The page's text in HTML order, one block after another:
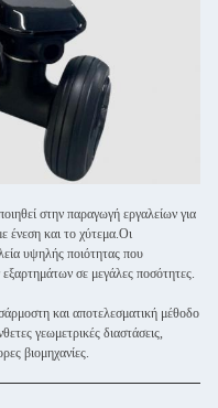
στην παραγωγή εργαλείων για
ένεση και το χύτεμα.Οι
υψηλής ποιότητας που
σε μεγάλες ποσότητες.
και αποτελεσματική μέθοδο
γεωμετρικές διαστάσεις,
βιομηχανίες.